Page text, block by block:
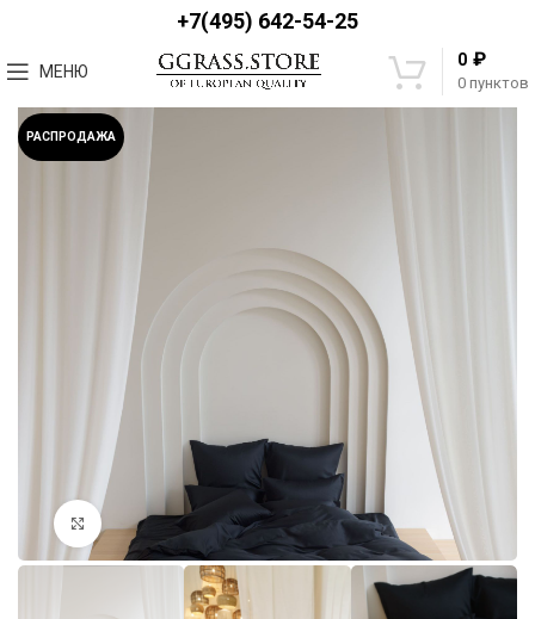
+7(495) 642-54-25
МЕНЮ
0 пунктов
0 ₽
РАСПРОДАЖА
Увеличить